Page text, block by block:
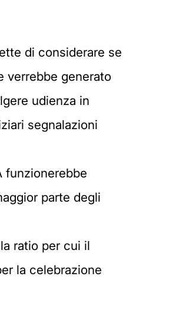
di considerare se
verrebbe generato
udienza in
segnalazioni
funzionerebbe
parte degli
ratio per cui il
la celebrazione